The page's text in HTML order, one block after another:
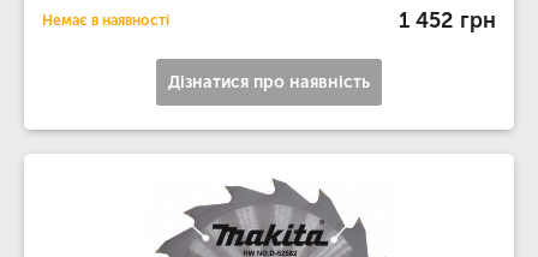
Немає в наявності 1 452 грн
Дізнатися про наявність